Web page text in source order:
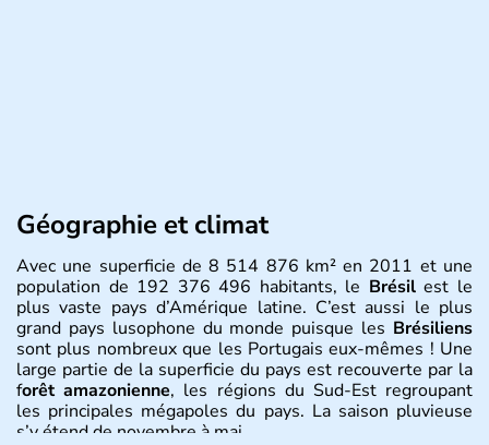
Géographie et climat
Avec une superficie de 8 514 876 km² en 2011 et une
population de 192 376 496 habitants, le Brésilest le
plus vaste pays d’Amérique latine. C’est aussi le plus
grand pays lusophone du monde puisque les Brésiliens
sont plus nombreux que les Portugais eux-mêmes ! Une
large partie de la superficie du pays est recouverte par la
forêt amazonienne, les régions du Sud-Est regroupant
les principales mégapoles du pays. La saison pluvieuse
s’y étend de novembre à mai.